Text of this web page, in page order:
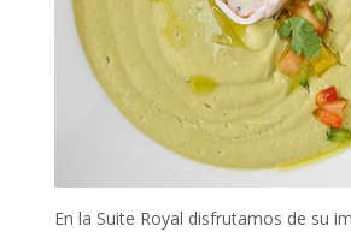
En la Suite Royal disfrutamos de su